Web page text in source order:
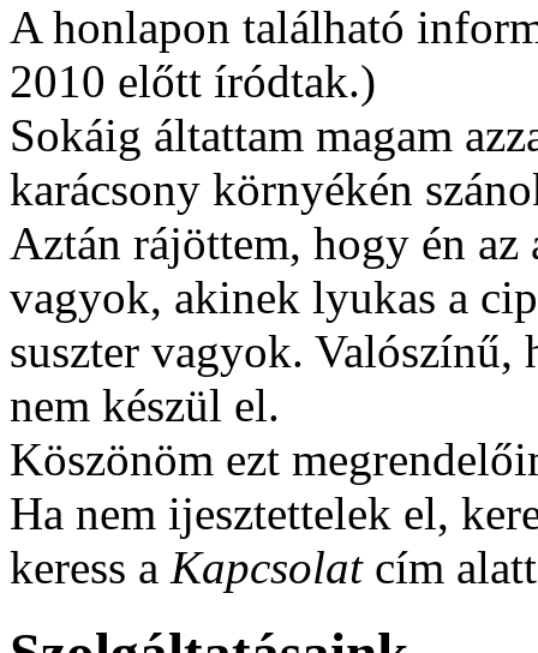
A honlapon található
2010 előtt íródtak.)
Sokáig áltattam magam
karácsony környékén
Aztán rájöttem, hogy én az
vagyok, akinek lyukas a
suszter vagyok. Valószínű,
nem készül el.
Köszönöm ezt
Ha nem ijesztettelek el,
keress a Kapcsolatcím alatt